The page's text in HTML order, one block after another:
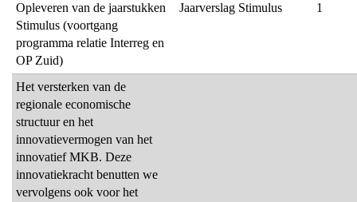
Opleveren van de jaarstukken
Stimulus (voortgang
programma relatie Interreg en
OP Zuid)
Jaarverslag Stimulus 1
Het versterken van de
regionale economische
structuur en het
innovatievermogen van het
innovatief MKB. Deze
innovatiekracht benutten we
vervolgens ook voor het